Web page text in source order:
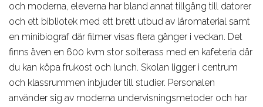
och moderna, eleverna har bland annat tillgång till datorer
och ett bibliotek med ett brett utbud av läromaterial samt
en minibiograf där filmer visas flera gånger i veckan. Det
finns även en 600 kvm stor solterass med en kafeteria där
du kan köpa frukost och lunch. Skolan ligger i centrum
och klassrummen inbjuder till studier. Personalen
använder sig av moderna undervisningsmetoder och har